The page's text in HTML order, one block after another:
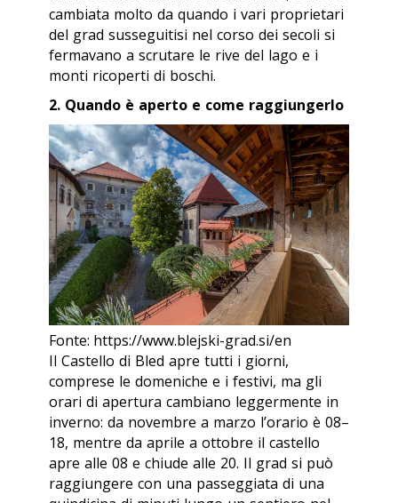
cambiata molto da quando i vari proprietari
del grad susseguitisi nel corso dei secoli si
fermavano a scrutare le rive del lago e i
monti ricoperti di boschi.
2. Quando è aperto e come raggiungerlo
Fonte: https://www.blejski-grad.si/en
Il Castello di Bled apre tutti i giorni,
comprese le domeniche e i festivi, ma gli
orari di apertura cambiano leggermente in
inverno: da novembre a marzo l’orario è 08–
18, mentre da aprile a ottobre il castello
apre alle 08 e chiude alle 20. Il grad si può
raggiungere con una passeggiata di una